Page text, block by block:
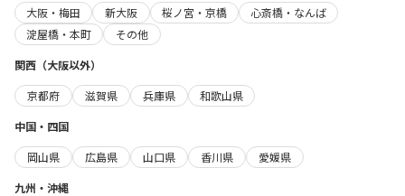
大阪・梅田
新大阪 桜ノ宮・京橋
心斎橋・なんば
淀屋橋・本町
その他
関西（大阪以外）
京都府
滋賀県 兵庫県
和歌山県
中国・四国
岡山県
広島県 山口県 香川県
愛媛県
九州・沖縄